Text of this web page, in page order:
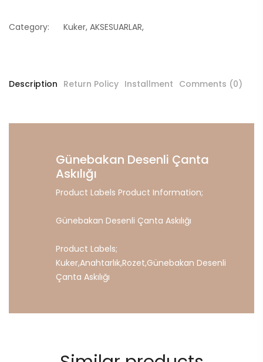
Category: Kuker, AKSESUARLAR,
Description Return Policy Installment Comments (0)
Günebakan Desenli Çanta
Askılığı
Product Labels Product Information;
Günebakan Desenli Çanta Askılığı
Product Labels;
Kuker,Anahtarlık,Rozet,Günebakan Desenli
Çanta Askılığı